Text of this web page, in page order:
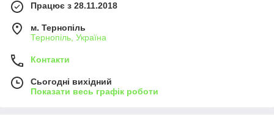
Працює з 28.11.2018
м. Тернопіль
Тернопіль, Україна
Контакти
Сьогодні вихідний
Показати весь графік роботи